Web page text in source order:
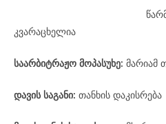
კვარაცხელია
საარბიტრაჟო მოპასუხე: მარიამ
დავის საგანი: თანხის დაკისრება